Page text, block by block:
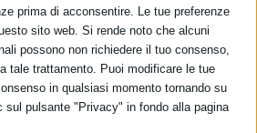
prima di acconsentire. Le tue preferenze
sito web. Si rende noto che alcuni
possono non richiedere il tuo consenso,
tale trattamento. Puoi modificare le tue
in qualsiasi momento tornando su
sul pulsante "Privacy" in fondo alla pagina